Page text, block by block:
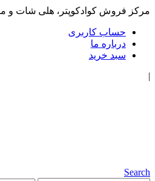
مرکز فروش کوادکوپتر، هلی شات و
حساب کاربری
درباره ما
سبد خرید
|
Search